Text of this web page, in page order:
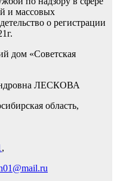
и массовых
о регистрации
дом «Советская
ЛЕСКОВА
область,
,